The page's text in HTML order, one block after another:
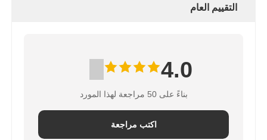
فرن تلبيد الفراغ
التقييم العام
4.0
بناءً على 50 مراجعة لهذا المورد
اكتب مراجعة